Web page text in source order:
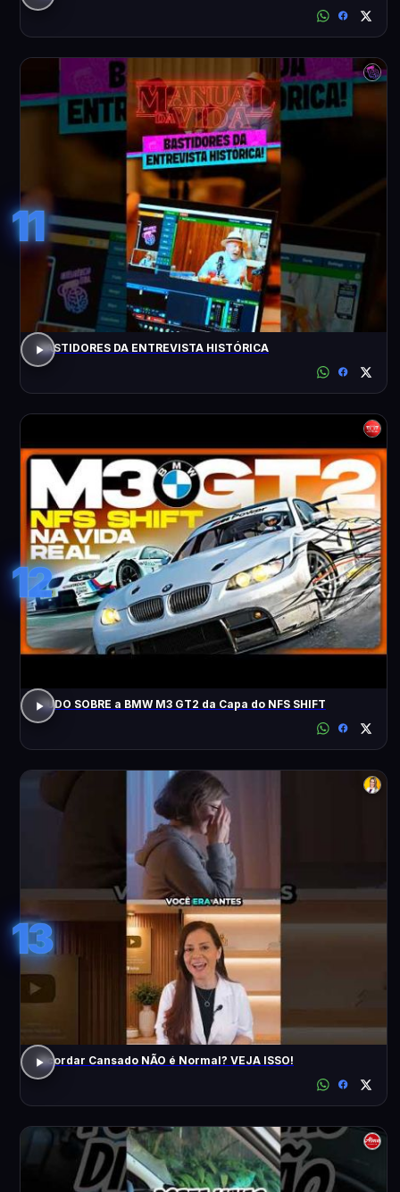
11
BASTIDORES DA ENTREVISTA HISTÓRICA
12
TUDO SOBRE a BMW M3 GT2 da Capa do NFS SHIFT
13
Acordar Cansado NÃO é Normal? VEJA ISSO!